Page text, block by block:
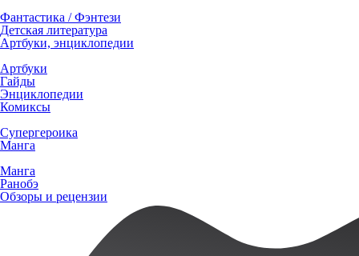
Фантастика / Фэнтези
Детская литература
Артбуки, энциклопедии
Артбуки
Гайды
Энциклопедии
Комиксы
Супергероика
Манга
Манга
Ранобэ
Обзоры и рецензии